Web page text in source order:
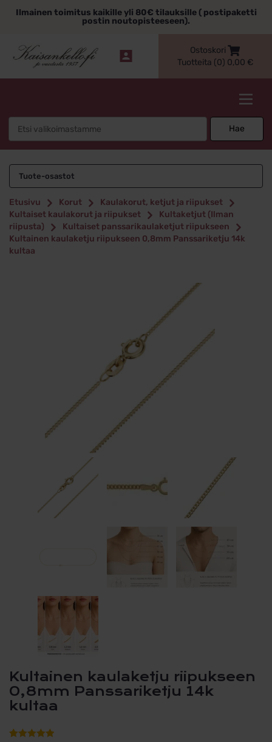
sisältöönIlmainen toimitus kaikille yli 80€ tilauksille ( postipaketti
postin noutopisteeseen).
Ostoskori
Tuotteita (0) 0,00 €
Hae
Tuote-osastot
Etusivu Korut
Kaulakorut, ketjut ja riipukset
Kultaiset kaulakorut ja riipukset
Kultaketjut (Ilman
riipusta)
Kultaiset panssarikaulaketjut riipukseen
Kultainen kaulaketju riipukseen 0,8mm Panssariketju 14k
kultaa
Kultainen kaulaketju riipukseen
0,8mm Panssariketju 14k
kultaa